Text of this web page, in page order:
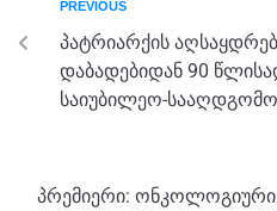
o
o
k
g
er
m p
p
PREVIOUS
პატრიარქის
დაბადებიდან 90
საიუბილეო-
პრემიერი: ონკოლოგიური